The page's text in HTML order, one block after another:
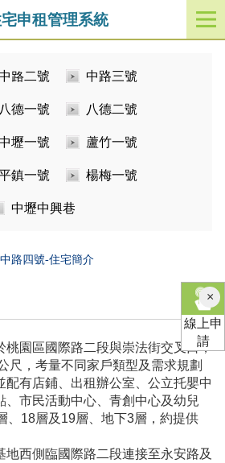
申租管理系統
開
啟
路二號 中路三號
八德一號 八德二號
壢一號 蘆竹一號
鎮一號 楊梅一號
中壢中興巷
中路四號-住宅簡介
桃園區國際路二段與崇法街交叉口，
尺，考量不同家戶類型及需求規劃
配有店鋪、出租辦公室、公立托嬰中
、市民活動中心、青創中心及幼兒
、18層及19層、地下3層，約提供
地西側臨國際路二段連接至永安路及
×關
閉
線上申
請